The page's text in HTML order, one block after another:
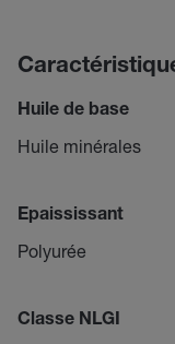
Huile de base
Huile minérales
Epaississant
Polyurée
Classe NLGI